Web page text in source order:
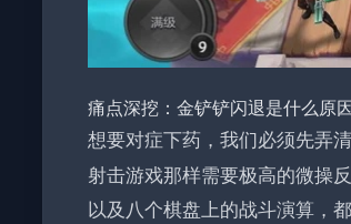
痛点深挖：金铲铲闪退是什么原
想要对症下药，我们必须先弄
射击游戏那样需要极高的微操
以及八个棋盘上的战斗演算，